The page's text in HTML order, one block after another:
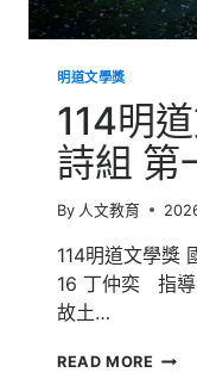
明道文學獎
114明
詩組 第
By 人文教育
114明道文學獎
16 丁仲奕 指
故土…
READ MORE 114